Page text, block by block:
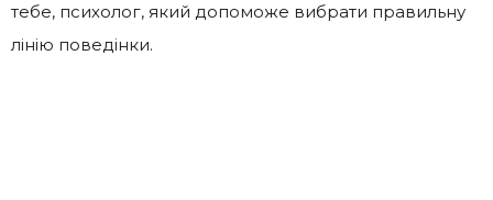
тебе, психолог, який допоможе вибрати правильну
лінію поведінки.